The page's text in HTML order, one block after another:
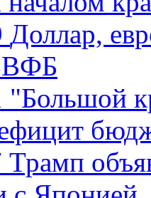
Доллар,
"Большой
Трамп